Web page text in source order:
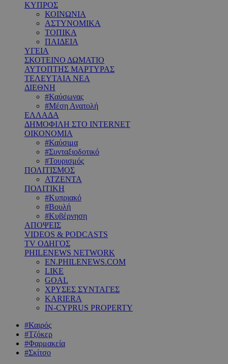
ΚΥΠΡΟΣ
ΚΟΙΝΩΝΙΑ
ΑΣΤΥΝΟΜΙΚΑ
ΤΟΠΙΚΑ
ΠΑΙΔΕΙΑ
ΥΓΕΙΑ
ΣΚΟΤΕΙΝΟ ΔΩΜΑΤΙΟ
ΑΥΤΟΠΤΗΣ ΜΑΡΤΥΡΑΣ
ΤΕΛΕΥΤΑΙΑ ΝΕΑ
ΔΙΕΘΝΗ
#Καύσωνας
#Μέση Ανατολή
ΕΛΛΑΔΑ
ΔΗΜΟΦΙΛΗ ΣΤΟ INTERNET
ΟΙΚΟΝΟΜΙΑ
#Καύσιμα
#Συνταξιοδοτικό
#Τουρισμός
ΠΟΛΙΤΙΣΜΟΣ
ΑΤΖΕΝΤΑ
ΠΟΛΙΤΙΚΗ
#Κυπριακό
#Βουλή
#Κυβέρνηση
ΑΠΟΨΕΙΣ
VIDEOS & PODCASTS
TV ΟΔΗΓΟΣ
PHILENEWS NETWORK
EN.PHILENEWS.COM
LIKE
GOAL
ΧΡΥΣΕΣ ΣΥΝΤΑΓΕΣ
KARIERA
IN-CYPRUS PROPERTY
#Καιρός
#Τζόκερ
#Φαρμακεία
#Σκίτσο